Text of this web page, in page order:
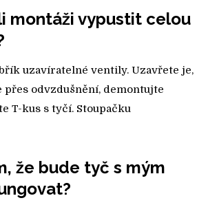
montáži vypustit celou
uzavíratelné ventily. Uzavřete je,
odvzdušnění, demontujte
T-kus s tyčí. Stoupačku
že bude tyč s mým